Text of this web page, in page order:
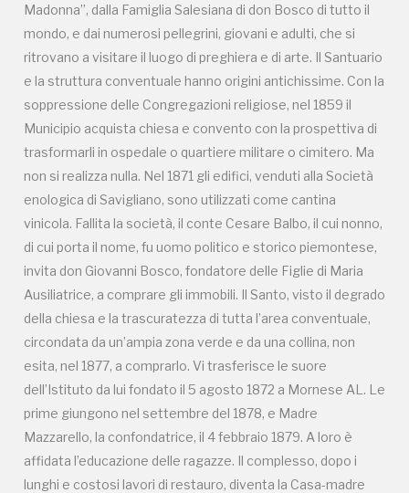
Madonna”, dalla Famiglia Salesiana di don Bosco di tutto il
mondo, e dai numerosi pellegrini, giovani e adulti, che si
ritrovano a visitare il luogo di preghiera e di arte. Il Santuario
e la struttura conventuale hanno origini antichissime. Con la
soppressione delle Congregazioni religiose, nel 1859 il
Municipio acquista chiesa e convento con la prospettiva di
trasformarli in ospedale o quartiere militare o cimitero. Ma
non si realizza nulla. Nel 1871 gli edifici, venduti alla Società
enologica di Savigliano, sono utilizzati come cantina
vinicola. Fallita la società, il conte Cesare Balbo, il cui nonno,
di cui porta il nome, fu uomo politico e storico piemontese,
invita don Giovanni Bosco, fondatore delle Figlie di Maria
Ausiliatrice, a comprare gli immobili. Il Santo, visto il degrado
della chiesa e la trascuratezza di tutta l’area conventuale,
circondata da un’ampia zona verde e da una collina, non
esita, nel 1877, a comprarlo. Vi trasferisce le suore
dell’Istituto da lui fondato il 5 agosto 1872 a Mornese AL. Le
prime giungono nel settembre del 1878, e Madre
Mazzarello, la confondatrice, il 4 febbraio 1879. A loro è
affidata l’educazione delle ragazze. Il complesso, dopo i
lunghi e costosi lavori di restauro, diventa la Casa-madre
News
NEWS Attualità
I vincitori della 12° edizione
de “I Luoghi del Cuore”
2025-06-12
Con 2.316.984 voti raccolti il programma si conferma come il
principale strumento di partecipazione diretta dei cittadini alla tutela
e valo...